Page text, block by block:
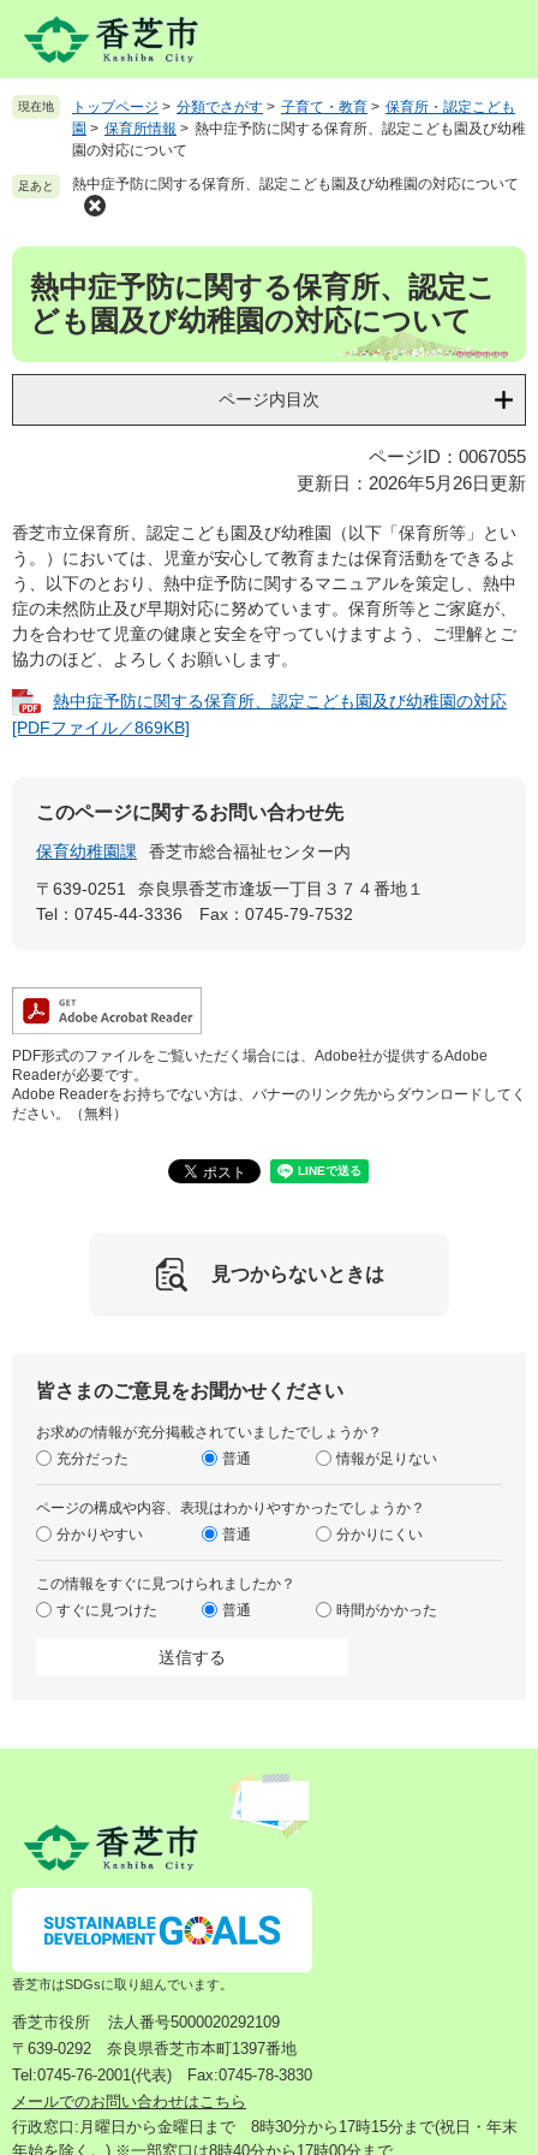
先を 現在地 トップページ > 分類でさがす > 子育て・教育 > 保育所・認定こども
園 > 保育所情報 > 熱中症予防に関する保育所、認定こども園及び幼稚
園の対応について
足あと 熱中症予防に関する保育所、認定こども園及び幼稚園の対応について
本
熱中症予防に関する保育所、認定こ
ども園及び幼稚園の対応について
ページ内目次
ページID：0067055
更新日：2026年5月26日更新
香芝市立保育所、認定こども園及び幼稚園（以下「保育所等」とい
う。）においては、児童が安心して教育または保育活動をできるよ
う、以下のとおり、熱中症予防に関するマニュアルを策定し、熱中
症の未然防止及び早期対応に努めています。保育所等とご家庭が、
力を合わせて児童の健康と安全を守っていけますよう、ご理解とご
協力のほど、よろしくお願いします。
熱中症予防に関する保育所、認定こども園及び幼稚園の対応
[PDFファイル／869KB]
このページに関するお問い合わせ先
保育幼稚園課
香芝市総合福祉センター内
〒639-0251
奈良県香芝市逢坂一丁目３７４番地１
Tel：0745-44-3336
Fax：0745-79-7532
PDF形式のファイルをご覧いただく場合には、Adobe社が提供するAdobe
Readerが必要です。
Adobe Readerをお持ちでない方は、バナーのリンク先からダウンロードしてく
ださい。（無料）
見つからないときは
皆さまのご意見をお聞かせください
お求めの情報が充分掲載されていましたでしょうか？
充分だった
普通 情報が足りない
ページの構成や内容、表現はわかりやすかったでしょうか？
分かりやすい
普通 分かりにくい
この情報をすぐに見つけられましたか？
すぐに見つけた
普通 時間がかかった
香芝市はSDGsに取り組んでいます。
香芝市役所
法人番号5000020292109
〒639-0292 奈良県香芝市本町1397番地
Tel:0745-76-2001(代表) Fax:0745-78-3830
メールでのお問い合わせはこちら
行政窓口:月曜日から金曜日まで 8時30分から17時15分まで(祝日・年末
年始を除く。) ※一部窓口は8時40分から17時00分まで